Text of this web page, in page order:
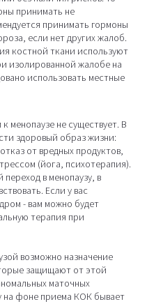
принимать не
принимать гормоны
если нет других жалоб.
костной ткани используют
изолированной жалобе на
использовать местные
менопаузе не существует. В
здоровый образ жизни:
от вредных продуктов,
(йога, психотерапия).
в менопаузу, в
Если у вас
- вам можно будет
терапия при
возможно назначение
защищают от этой
маточных
на фоне приема КОК бывает